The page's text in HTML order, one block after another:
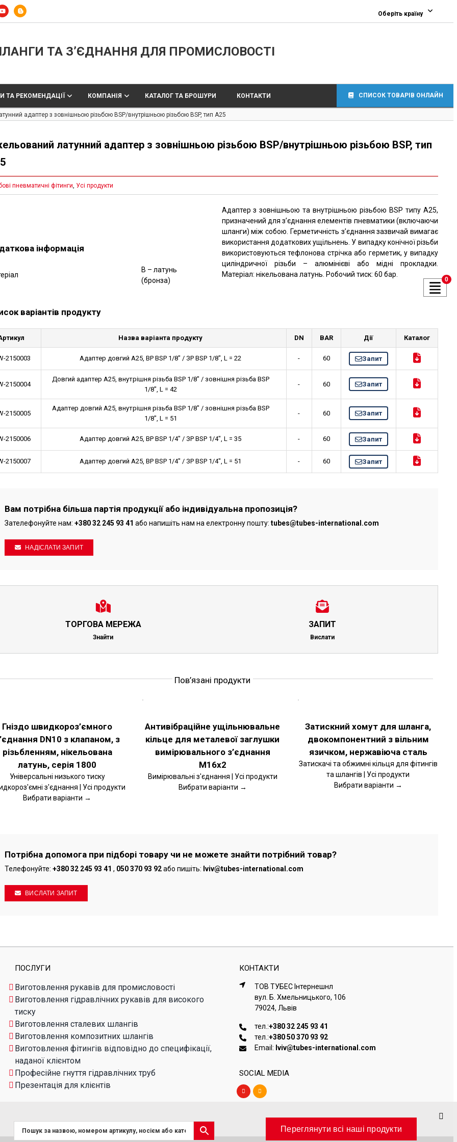
Оберіть країну
ТА З’ЄДНАННЯ ДЛЯ ПРОМИСЛОВОСТІ
ТА РЕКОМЕНДАЦІЇ КОМПАНІЯ КАТАЛОГ ТА БРОШУРИ КОНТАКТИ СПИСОК ТОВАРІВ ОНЛАЙН
адаптер з зовнішньою різьбою BSP/внутрішньою різьбою BSP, тип A25
латунний адаптер з зовнішньою різьбою BSP/внутрішньою різьбою BSP, тип
пневматичні фітинги, Усі продукти
інформація
B – латунь
(бронза)
Адаптер з зовнішньою та внутрішньою різьбою BSP типу A25,
призначений для з’єднання елементів пневматики (включаючи
шланги) між собою. Герметичність з’єднання зазвичай вимагає
використання додаткових ущільнень. У випадку конічної різьби
використовуються тефлонова стрічка або герметик, у випадку
циліндричної різьби – алюмінієві або мідні прокладки.
Матеріал: нікельована латунь. Робочий тиск: 60 бар.
варіантів продукту
Назва варіанта продукту DN BAR Дії Каталог
2150003 Адаптер довгий A25, ВР BSP 1/8" / ЗР BSP 1/8", L = 22 - 60 Запит
2150004
Довгий адаптер A25, внутрішня різьба BSP 1/8" / зовнішня різьба BSP
1/8", L = 42
- 60 Запит
2150005
Адаптер довгий A25, внутрішня різьба BSP 1/8" / зовнішня різьба BSP
1/8", L = 51
- 60 Запит
2150006 Адаптер довгий A25, ВР BSP 1/4" / ЗР BSP 1/4", L = 35 - 60 Запит
2150007 Адаптер довгий A25, ВР BSP 1/4" / ЗР BSP 1/4", L = 51 - 60 Запит
Вам потрібна більша партія продукції або індивідуальна пропозиція?
Зателефонуйте нам: +380 32 245 93 41 або напишіть нам на електронну пошту: tubes@tubes-international.com
НАДІСЛАТИ ЗАПИТ
ТОРГОВА МЕРЕЖА
Знайти
ЗАПИТ
Вислати
Пов’язані продукти
Гніздо швидкороз’ємного
DN10 з клапаном, з
різьбленням, нікельована
латунь, серія 1800
Універсальні низького тиску
з'єднання | Усі продукти
Вибрати варіанти →
ТОВАР
МАЄ
КІЛЬКА
ВАРІАНТІВ.
ПАРАМЕТРИ
ВИБРАТИ
НА
Антивібраційне ущільнювальне
кільце для металевої заглушки
вимірювального з’єднання
M16x2
Вимірювальні з'єднання | Усі продукти
Вибрати варіанти →
ТОВАР
МАЄ
КІЛЬКА
ПАРАМЕТРИ
МОЖНА
ВИБРАТИ
Затискний хомут для шланга,
двокомпонентний з вільним
язичком, нержавіюча сталь
Затискачі та обжимні кільця для фітингів
та шлангів | Усі продукти
Вибрати варіанти →
Потрібна допомога при підборі товару чи не можете знайти потрібний товар?
Телефонуйте: +380 32 245 93 41 , 050 370 93 92або пишіть: lviv@tubes-international.com
ВИСЛАТИ ЗАПИТ
ПОСЛУГИ КОНТАКТИ
Виготовлення рукавів для промисловості
Виготовлення гідравлічних рукавів для високого
тиску
Виготовлення сталевих шлангів
Виготовлення композитних шлангів
Виготовлення фітингів відповідно до специфікації,
наданої клієнтом
Професійне гнуття гідравлічних труб
Презентація для клієнтів
ТОВ ТУБЕС Iнтернешнл
вул. Б. Хмельницького, 106
79024, Львiв
тел.:+380 32 245 93 41
тел.:+380 50 370 93 92
Email: lviv@tubes-international.com
SOCIAL MEDIA
Переглянути всі наші продукти
0